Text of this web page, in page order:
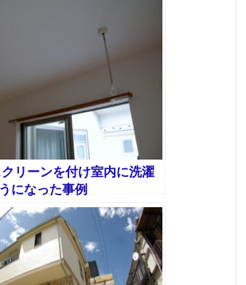
リーンを付け室内に洗濯
になった事例